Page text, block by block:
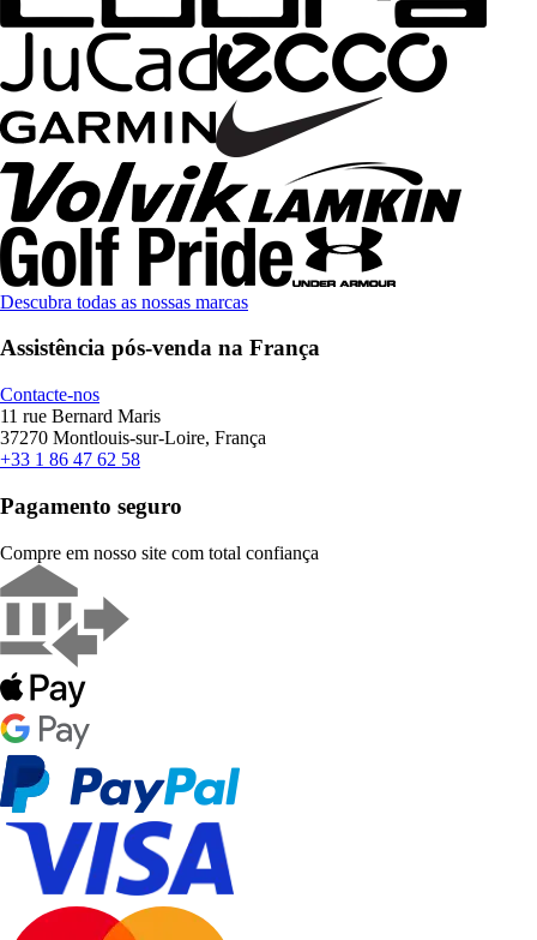
Descubra todas as nossas marcas
Assistência pós-venda na França
Contacte-nos
11 rue Bernard Maris
37270 Montlouis-sur-Loire, França
+33 1 86 47 62 58
Pagamento seguro
Compre em nosso site com total confiança